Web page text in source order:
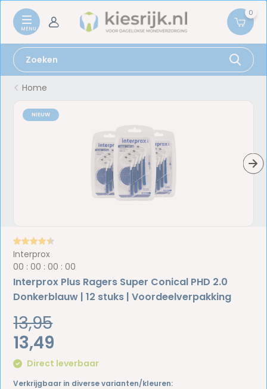
0
Home
NIEUW
Interprox
00 :00 :00 :00
Interprox Plus Ragers Super Conical PHD 2.0
Donkerblauw | 12 stuks | Voordeelverpakking
13,95
13,49
Direct leverbaar
Verkrijgbaar in diverse varianten/kleuren: